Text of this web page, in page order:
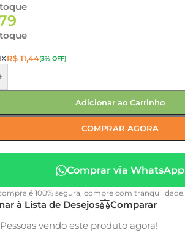
R$11,44(3% OFF)
Adicionar ao Carrinho
COMPRAR AGORA
Comprar via WhatsApp
é 100% segura, compre com tranquilidade.
à Lista de Desejos
Comparar
Pessoas vendo este produto agora!